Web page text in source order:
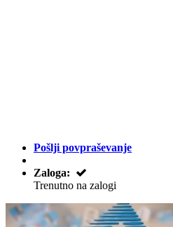
Pošlji povpraševanje
Zaloga:
Trenutno na zalogi